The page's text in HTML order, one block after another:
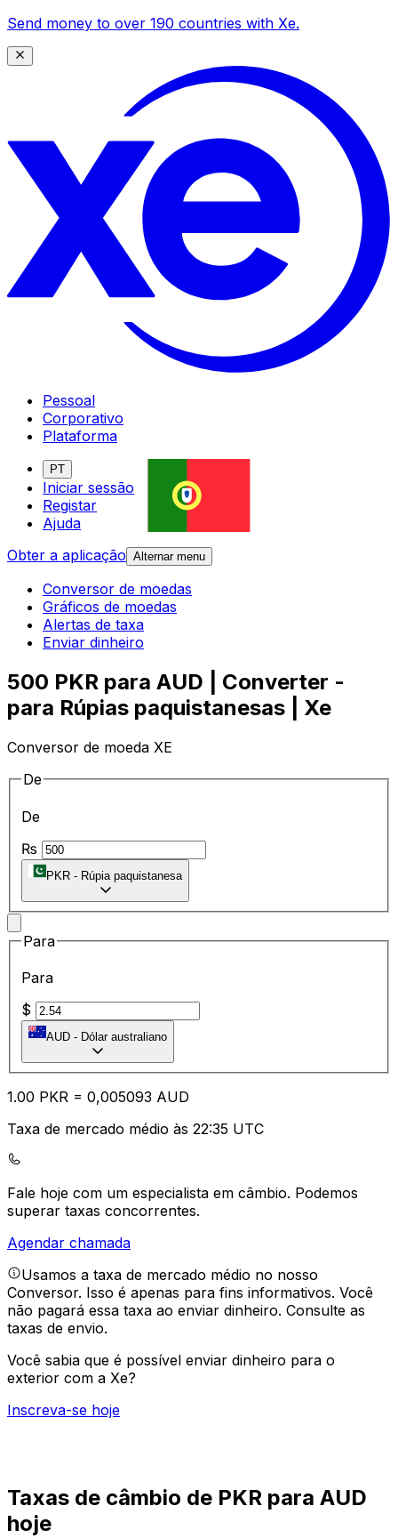
Send money to over 190 countries with Xe.
Pessoal
Corporativo
Plataforma
PT
Iniciar sessão
Registar
Ajuda
Obter a aplicação Alternar menu
Conversor de moedas
Gráficos de moedas
Alertas de taxa
Enviar dinheiro
500 PKR para AUD | Converter -
para Rúpias paquistanesas | Xe
Conversor de moeda XE
De
De
₨
PKR - Rúpia paquistanesa
Para
Para
$
AUD - Dólar australiano
1.00 PKR = 0,005093 AUD
Taxa de mercado médio às 22:35 UTC
Fale hoje com um especialista em câmbio. Podemos
superar taxas concorrentes.
Agendar chamada
Usamos a taxa de mercado médio no nosso
Conversor. Isso é apenas para fins informativos. Você
não pagará essa taxa ao enviar dinheiro. Consulte as
taxas de envio.
Você sabia que é possível enviar dinheiro para o
exterior com a Xe?
Inscreva-se hoje
Taxas de câmbio de PKR para AUD
hoje